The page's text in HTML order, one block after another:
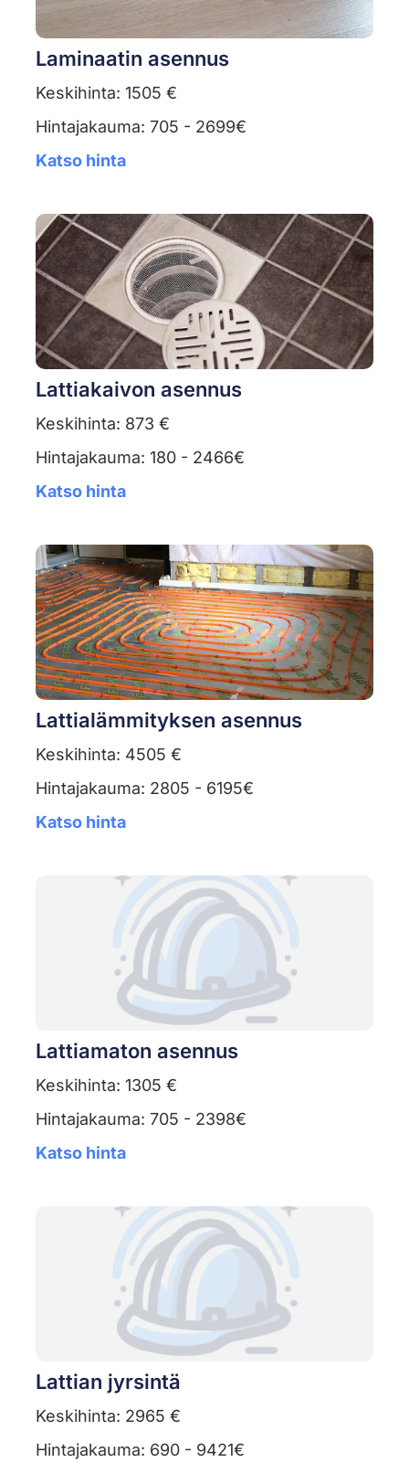
Laminaatin asennus
Keskihinta: 1505 €
Hintajakauma: 705 - 2699€
Katso hinta
Lattiakaivon asennus
Keskihinta: 873 €
Hintajakauma: 180 - 2466€
Katso hinta
Lattialämmityksen asennus
Keskihinta: 4505 €
Hintajakauma: 2805 - 6195€
Katso hinta
Lattiamaton asennus
Keskihinta: 1305 €
Hintajakauma: 705 - 2398€
Katso hinta
Lattian jyrsintä
Keskihinta: 2965 €
Hintajakauma: 690 - 9421€